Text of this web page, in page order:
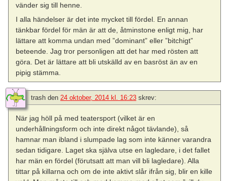
vänder sig till henne.
I alla händelser är det inte mycket till fördel. En annan
tänkbar fördel för män är att de, åtminstone enligt mig, har
lättare att komma undan med ”dominant” eller ”bitchigt”
beteende. Jag tror personligen att det har med rösten att
göra. Det är lättare att bli utskälld av en basröst än av en
pipig stämma.
trash den 24 oktober, 2014 kl. 16:23 skrev:
När jag höll på med teatersport (vilket är en
underhållningsform och inte direkt något tävlande), så
hamnar man ibland i slumpade lag som inte känner varandra
sedan tidigare. Laget ska själva utse en lagledare, i det fallet
har män en fördel (förutsatt att man vill bli lagledare). Alla
tittar på killarna och om de inte aktivt slår ifrån sig, blir en kille